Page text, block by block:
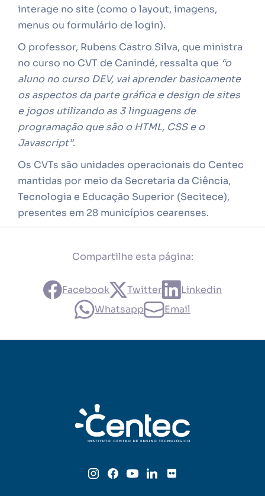
interage no site (como o layout, imagens,
menus ou formulário de login).
O professor, Rubens Castro Silva, que ministra
no curso no CVT de Canindé, ressalta que “o
aluno no curso DEV, vai aprender basicamente
os aspectos da parte gráfica e design de sites
e jogos utilizando as 3 linguagens de
programação que são o HTML, CSS e o
Javascript”.
Os CVTs são unidades operacionais do Centec
mantidas por meio da Secretaria da Ciência,
Tecnologia e Educação Superior (Secitece),
presentes em 28 municípios cearenses.
Compartilhe esta página:
Facebook Twitter
Linkedin
Whatsapp
Email